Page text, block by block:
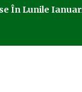
În Lunile